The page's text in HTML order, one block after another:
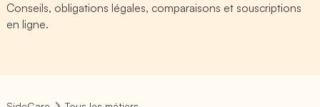
Conseils, obligations légales, comparaisons et souscriptions
en ligne.